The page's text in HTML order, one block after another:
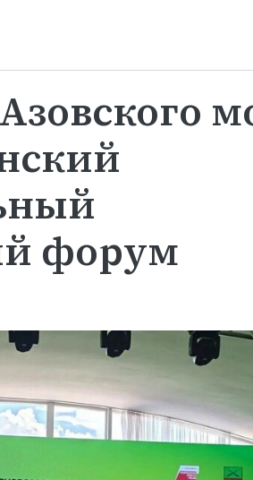
форум